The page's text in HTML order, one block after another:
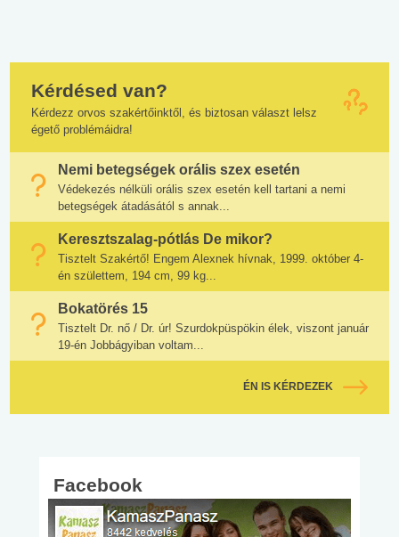
Kérdésed van?
Kérdezz orvos szakértőinktől, és biztosan választ lelsz
égető problémáidra!
Nemi betegségek orális szex esetén
Védekezés nélküli orális szex esetén kell tartani a nemi
betegségek átadásától s annak...
Keresztszalag-pótlás De mikor?
Tisztelt Szakértő! Engem Alexnek hívnak, 1999. október 4-
én születtem, 194 cm, 99 kg...
Bokatörés 15
Tisztelt Dr. nő / Dr. úr! Szurdokpüspökin élek, viszont január
19-én Jobbágyiban voltam...
ÉN IS KÉRDEZEK
Facebook